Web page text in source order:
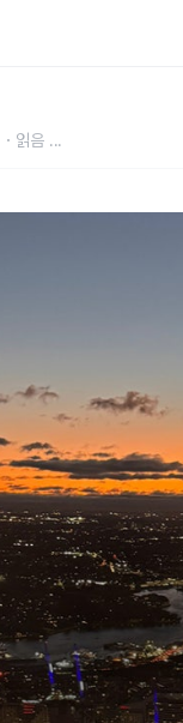
읽음 ...